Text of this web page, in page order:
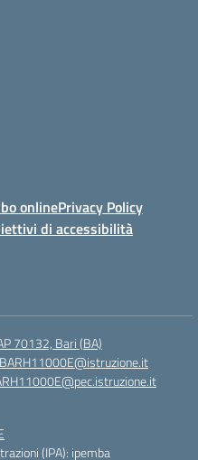
onlinePrivacy Policy
di accessibilità
70132, Bari (BA)
BARH11000E@istruzione.it
(IPA): ipemba